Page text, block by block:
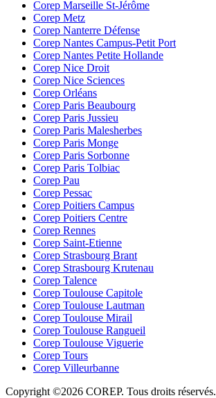
Corep Marseille St-Jérôme
Corep Metz
Corep Nanterre Défense
Corep Nantes Campus-Petit Port
Corep Nantes Petite Hollande
Corep Nice Droit
Corep Nice Sciences
Corep Orléans
Corep Paris Beaubourg
Corep Paris Jussieu
Corep Paris Malesherbes
Corep Paris Monge
Corep Paris Sorbonne
Corep Paris Tolbiac
Corep Pau
Corep Pessac
Corep Poitiers Campus
Corep Poitiers Centre
Corep Rennes
Corep Saint-Etienne
Corep Strasbourg Brant
Corep Strasbourg Krutenau
Corep Talence
Corep Toulouse Capitole
Corep Toulouse Lautman
Corep Toulouse Mirail
Corep Toulouse Rangueil
Corep Toulouse Viguerie
Corep Tours
Corep Villeurbanne
Copyright ©2026 COREP. Tous droits réservés.